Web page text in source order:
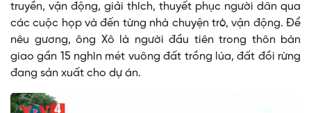
truyền, vận động, giải thích, thuyết phục người dân qua
các cuộc họp và đến từng nhà chuyện trò, vận động. Để
nêu gương, ông Xô là người đầu tiên trong thôn bàn
giao gần 15 nghìn mét vuông đất trồng lúa, đất đồi rừng
đang sản xuất cho dự án.